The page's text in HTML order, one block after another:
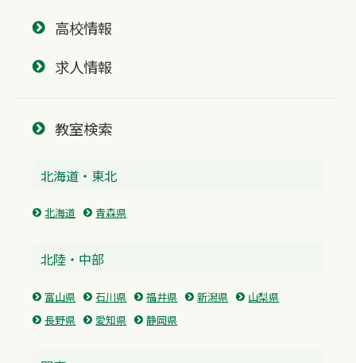
高校情報
求人情報
教室検索
北海道・東北
北海道 青森県
北陸・中部
富山県 石川県 福井県 新潟県
山梨県
長野県
愛知県 静岡県